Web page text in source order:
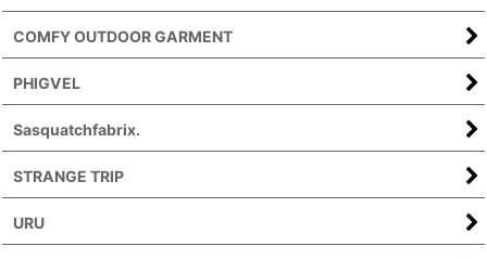
COMFY OUTDOOR GARMENT
PHIGVEL
Sasquatchfabrix.
STRANGE TRIP
URU